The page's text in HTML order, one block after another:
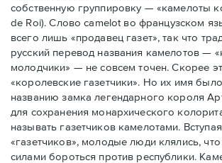
собственную группировку — «камелоты
de Roi). Слово camelot во французском
всего лишь «продавец газет», так что
русский перевод названия камелотов —
молодчики» — не совсем точен. Скорее
«королевские газетчики». Но их имя
названию замка легендарного короля
для сохранения монархического
называть газетчиков камелотами.
«газетчиков», молодые люди клялись,
силами бороться против республики.